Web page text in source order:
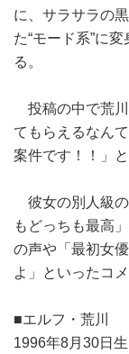
に、サラサラの
た“モード系”に
る。
投稿の中で荒川
てもらえるなん
案件です！！」
彼女の別人級の
もどっちも最高
の声や「最初女
よ」といったコ
■エルフ・荒川
1996年8月30日